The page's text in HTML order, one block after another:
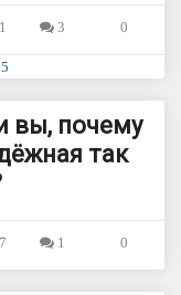
0
3
вы, почему
так
0
1